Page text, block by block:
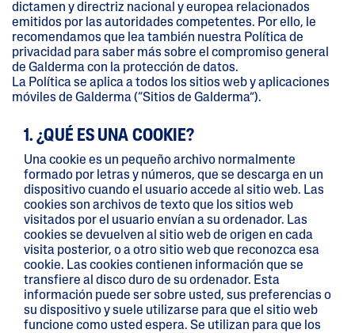
dictamen y directriz nacional y europea relacionados
emitidos por las autoridades competentes. Por ello, le
recomendamos que lea también nuestra Política de
privacidad para saber más sobre el compromiso general
de Galderma con la protección de datos.
La Política se aplica a todos los sitios web y aplicaciones
móviles de Galderma (“Sitios de Galderma”).
1. ¿QUÉ ES UNA COOKIE?
Una cookie es un pequeño archivo normalmente
formado por letras y números, que se descarga en un
dispositivo cuando el usuario accede al sitio web. Las
cookies son archivos de texto que los sitios web
visitados por el usuario envían a su ordenador. Las
cookies se devuelven al sitio web de origen en cada
visita posterior, o a otro sitio web que reconozca esa
cookie. Las cookies contienen información que se
transfiere al disco duro de su ordenador. Esta
información puede ser sobre usted, sus preferencias o
su dispositivo y suele utilizarse para que el sitio web
funcione como usted espera. Se utilizan para que los